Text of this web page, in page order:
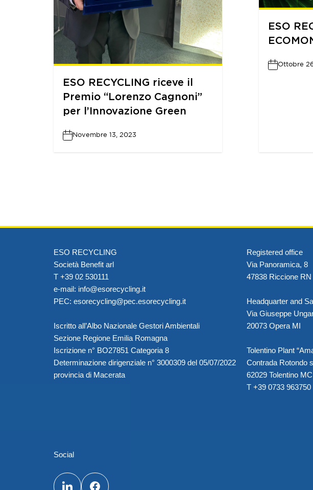
ESO RECYCLING riceve il
Premio “Lorenzo Cagnoni”
per l’Innovazione Green
Novembre 13, 2023
ESO
Ottobre
ESO RECYCLING
Società Benefit arl
T +39 02 530111
e-mail: info@esorecycling.it
PEC: esorecycling@pec.esorecycling.it
Iscritto all’Albo Nazionale Gestori Ambientali
Sezione Regione Emilia Romagna
Iscrizione n° BO27851 Categoria 8
Determinazione dirigenziale n° 3000309 del 05/07/2022
provincia di Macerata
Registered office
Via Panoramica, 8
47838 Riccione RN
Headquarter and
Via Giuseppe
20073 Opera MI
Tolentino Plant
Contrada Rotondo
62029 Tolentino MC
T +39 0733 963750
Social